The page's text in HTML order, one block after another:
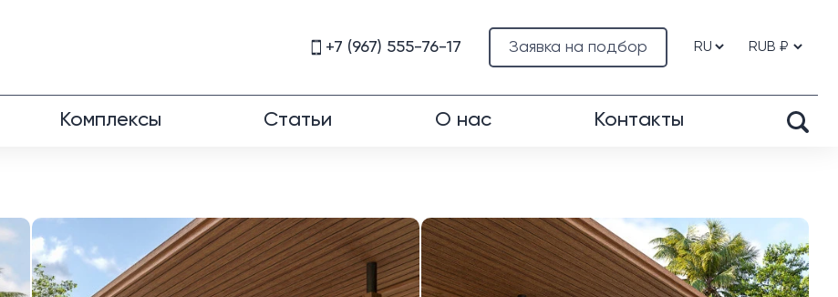
Заявка на подбор
+7 (967) 555-76-17
Комплексы Статьи О нас Контакты